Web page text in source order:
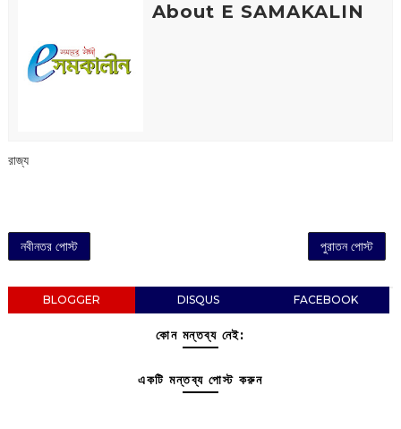
About E SAMAKALIN
রাজ্য
নবীনতর পোস্ট পুরাতন পোস্ট
BLOGGER DISQUS FACEBOOK
কোন মন্তব্য নেই:
একটি মন্তব্য পোস্ট করুন